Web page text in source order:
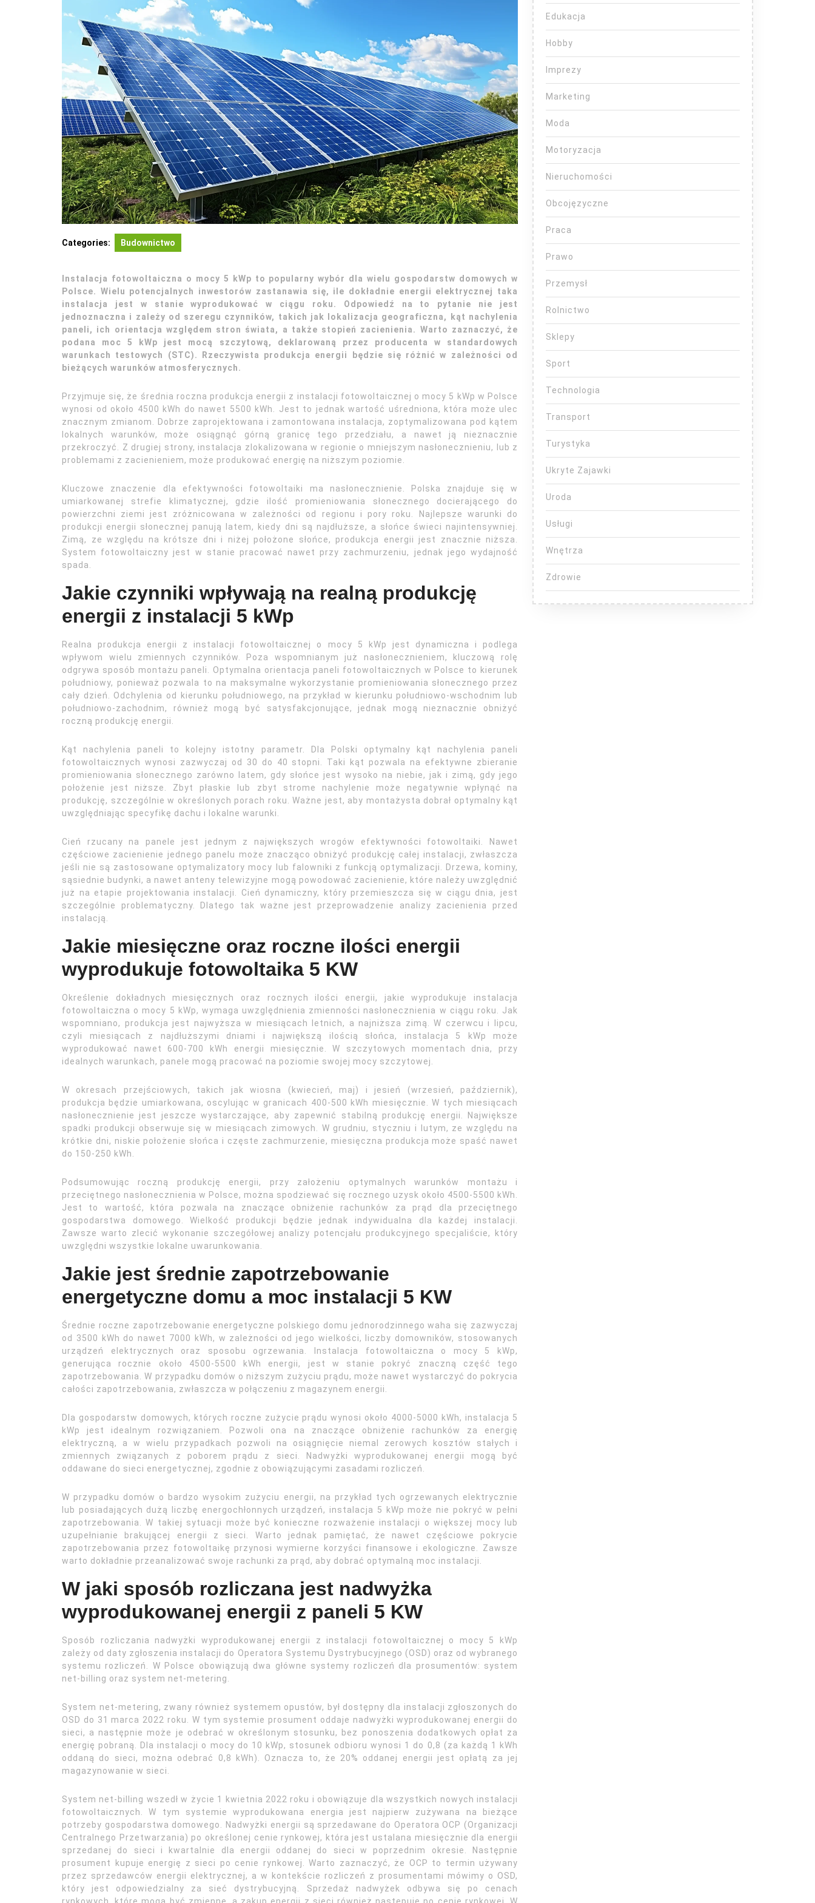
Categories: Budownictwo
Instalacja fotowoltaiczna o mocy 5 kWp to popularny wybór dla wielu gospodarstw domowych w
Polsce. Wielu potencjalnych inwestorów zastanawia się, ile dokładnie energii elektrycznej taka
instalacja jest w stanie wyprodukować w ciągu roku. Odpowiedź na to pytanie nie jest
jednoznaczna i zależy od szeregu czynników, takich jak lokalizacja geograficzna, kąt nachylenia
paneli, ich orientacja względem stron świata, a także stopień zacienienia. Warto zaznaczyć, że
podana moc 5 kWp jest mocą szczytową, deklarowaną przez producenta w standardowych
warunkach testowych (STC). Rzeczywista produkcja energii będzie się różnić w zależności od
bieżących warunków atmosferycznych.
Przyjmuje się, że średnia roczna produkcja energii z instalacji fotowoltaicznej o mocy 5 kWp w Polsce
wynosi od około 4500 kWh do nawet 5500 kWh. Jest to jednak wartość uśredniona, która może ulec
znacznym zmianom. Dobrze zaprojektowana i zamontowana instalacja, zoptymalizowana pod kątem
lokalnych warunków, może osiągnąć górną granicę tego przedziału, a nawet ją nieznacznie
przekroczyć. Z drugiej strony, instalacja zlokalizowana w regionie o mniejszym nasłonecznieniu, lub z
problemami z zacienieniem, może produkować energię na niższym poziomie.
Kluczowe znaczenie dla efektywności fotowoltaiki ma nasłonecznienie. Polska znajduje się w
umiarkowanej strefie klimatycznej, gdzie ilość promieniowania słonecznego docierającego do
powierzchni ziemi jest zróżnicowana w zależności od regionu i pory roku. Najlepsze warunki do
produkcji energii słonecznej panują latem, kiedy dni są najdłuższe, a słońce świeci najintensywniej.
Zimą, ze względu na krótsze dni i niżej położone słońce, produkcja energii jest znacznie niższa.
System fotowoltaiczny jest w stanie pracować nawet przy zachmurzeniu, jednak jego wydajność
spada.
Jakie czynniki wpływają na realną produkcję
energii z instalacji 5 kWp
Realna produkcja energii z instalacji fotowoltaicznej o mocy 5 kWp jest dynamiczna i podlega
wpływom wielu zmiennych czynników. Poza wspomnianym już nasłonecznieniem, kluczową rolę
odgrywa sposób montażu paneli. Optymalna orientacja paneli fotowoltaicznych w Polsce to kierunek
południowy, ponieważ pozwala to na maksymalne wykorzystanie promieniowania słonecznego przez
cały dzień. Odchylenia od kierunku południowego, na przykład w kierunku południowo-wschodnim lub
południowo-zachodnim, również mogą być satysfakcjonujące, jednak mogą nieznacznie obniżyć
roczną produkcję energii.
Kąt nachylenia paneli to kolejny istotny parametr. Dla Polski optymalny kąt nachylenia paneli
fotowoltaicznych wynosi zazwyczaj od 30 do 40 stopni. Taki kąt pozwala na efektywne zbieranie
promieniowania słonecznego zarówno latem, gdy słońce jest wysoko na niebie, jak i zimą, gdy jego
położenie jest niższe. Zbyt płaskie lub zbyt strome nachylenie może negatywnie wpłynąć na
produkcję, szczególnie w określonych porach roku. Ważne jest, aby montażysta dobrał optymalny kąt
uwzględniając specyfikę dachu i lokalne warunki.
Cień rzucany na panele jest jednym z największych wrogów efektywności fotowoltaiki. Nawet
częściowe zacienienie jednego panelu może znacząco obniżyć produkcję całej instalacji, zwłaszcza
jeśli nie są zastosowane optymalizatory mocy lub falowniki z funkcją optymalizacji. Drzewa, kominy,
sąsiednie budynki, a nawet anteny telewizyjne mogą powodować zacienienie, które należy uwzględnić
już na etapie projektowania instalacji. Cień dynamiczny, który przemieszcza się w ciągu dnia, jest
szczególnie problematyczny. Dlatego tak ważne jest przeprowadzenie analizy zacienienia przed
instalacją.
Jakie miesięczne oraz roczne ilości energii
wyprodukuje fotowoltaika 5 KW
Określenie dokładnych miesięcznych oraz rocznych ilości energii, jakie wyprodukuje instalacja
fotowoltaiczna o mocy 5 kWp, wymaga uwzględnienia zmienności nasłonecznienia w ciągu roku. Jak
wspomniano, produkcja jest najwyższa w miesiącach letnich, a najniższa zimą. W czerwcu i lipcu,
czyli miesiącach z najdłuższymi dniami i największą ilością słońca, instalacja 5 kWp może
wyprodukować nawet 600-700 kWh energii miesięcznie. W szczytowych momentach dnia, przy
idealnych warunkach, panele mogą pracować na poziomie swojej mocy szczytowej.
W okresach przejściowych, takich jak wiosna (kwiecień, maj) i jesień (wrzesień, październik),
produkcja będzie umiarkowana, oscylując w granicach 400-500 kWh miesięcznie. W tych miesiącach
nasłonecznienie jest jeszcze wystarczające, aby zapewnić stabilną produkcję energii. Największe
spadki produkcji obserwuje się w miesiącach zimowych. W grudniu, styczniu i lutym, ze względu na
krótkie dni, niskie położenie słońca i częste zachmurzenie, miesięczna produkcja może spaść nawet
do 150-250 kWh.
Podsumowując roczną produkcję energii, przy założeniu optymalnych warunków montażu i
przeciętnego nasłonecznienia w Polsce, można spodziewać się rocznego uzysk około 4500-5500 kWh.
Jest to wartość, która pozwala na znaczące obniżenie rachunków za prąd dla przeciętnego
gospodarstwa domowego. Wielkość produkcji będzie jednak indywidualna dla każdej instalacji.
Zawsze warto zlecić wykonanie szczegółowej analizy potencjału produkcyjnego specjaliście, który
uwzględni wszystkie lokalne uwarunkowania.
Jakie jest średnie zapotrzebowanie
energetyczne domu a moc instalacji 5 KW
Średnie roczne zapotrzebowanie energetyczne polskiego domu jednorodzinnego waha się zazwyczaj
od 3500 kWh do nawet 7000 kWh, w zależności od jego wielkości, liczby domowników, stosowanych
urządzeń elektrycznych oraz sposobu ogrzewania. Instalacja fotowoltaiczna o mocy 5 kWp,
generująca rocznie około 4500-5500 kWh energii, jest w stanie pokryć znaczną część tego
zapotrzebowania. W przypadku domów o niższym zużyciu prądu, może nawet wystarczyć do pokrycia
całości zapotrzebowania, zwłaszcza w połączeniu z magazynem energii.
Dla gospodarstw domowych, których roczne zużycie prądu wynosi około 4000-5000 kWh, instalacja 5
kWp jest idealnym rozwiązaniem. Pozwoli ona na znaczące obniżenie rachunków za energię
elektryczną, a w wielu przypadkach pozwoli na osiągnięcie niemal zerowych kosztów stałych i
zmiennych związanych z poborem prądu z sieci. Nadwyżki wyprodukowanej energii mogą być
oddawane do sieci energetycznej, zgodnie z obowiązującymi zasadami rozliczeń.
W przypadku domów o bardzo wysokim zużyciu energii, na przykład tych ogrzewanych elektrycznie
lub posiadających dużą liczbę energochłonnych urządzeń, instalacja 5 kWp może nie pokryć w pełni
zapotrzebowania. W takiej sytuacji może być konieczne rozważenie instalacji o większej mocy lub
uzupełnianie brakującej energii z sieci. Warto jednak pamiętać, że nawet częściowe pokrycie
zapotrzebowania przez fotowoltaikę przynosi wymierne korzyści finansowe i ekologiczne. Zawsze
warto dokładnie przeanalizować swoje rachunki za prąd, aby dobrać optymalną moc instalacji.
W jaki sposób rozliczana jest nadwyżka
wyprodukowanej energii z paneli 5 KW
Sposób rozliczania nadwyżki wyprodukowanej energii z instalacji fotowoltaicznej o mocy 5 kWp
zależy od daty zgłoszenia instalacji do Operatora Systemu Dystrybucyjnego (OSD) oraz od wybranego
systemu rozliczeń. W Polsce obowiązują dwa główne systemy rozliczeń dla prosumentów: system
net-billing oraz system net-metering.
System net-metering, zwany również systemem opustów, był dostępny dla instalacji zgłoszonych do
OSD do 31 marca 2022 roku. W tym systemie prosument oddaje nadwyżki wyprodukowanej energii do
sieci, a następnie może je odebrać w określonym stosunku, bez ponoszenia dodatkowych opłat za
energię pobraną. Dla instalacji o mocy do 10 kWp, stosunek odbioru wynosi 1 do 0,8 (za każdą 1 kWh
oddaną do sieci, można odebrać 0,8 kWh). Oznacza to, że 20% oddanej energii jest opłatą za jej
magazynowanie w sieci.
System net-billing wszedł w życie 1 kwietnia 2022 roku i obowiązuje dla wszystkich nowych instalacji
fotowoltaicznych. W tym systemie wyprodukowana energia jest najpierw zużywana na bieżące
potrzeby gospodarstwa domowego. Nadwyżki energii są sprzedawane do Operatora OCP (Organizacji
Centralnego Przetwarzania) po określonej cenie rynkowej, która jest ustalana miesięcznie dla energii
sprzedanej do sieci i kwartalnie dla energii oddanej do sieci w poprzednim okresie. Następnie
prosument kupuje energię z sieci po cenie rynkowej. Warto zaznaczyć, że OCP to termin używany
przez sprzedawców energii elektrycznej, a w kontekście rozliczeń z prosumentami mówimy o OSD,
który jest odpowiedzialny za sieć dystrybucyjną. Sprzedaż nadwyżek odbywa się po cenach
Edukacja
Hobby
Imprezy
Marketing
Moda
Motoryzacja
Nieruchomości
Obcojęzyczne
Praca
Prawo
Przemysł
Rolnictwo
Sklepy
Sport
Technologia
Transport
Turystyka
Ukryte Zajawki
Uroda
Usługi
Wnętrza
Zdrowie